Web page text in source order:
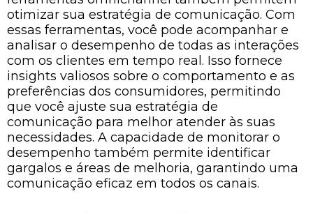
otimizar sua estratégia de comunicação. Com
essas ferramentas, você pode acompanhar e
analisar o desempenho de todas as interações
com os clientes em tempo real. Isso fornece
insights valiosos sobre o comportamento e as
preferências dos consumidores, permitindo
que você ajuste sua estratégia de
comunicação para melhor atender às suas
necessidades. A capacidade de monitorar o
desempenho também permite identificar
gargalos e áreas de melhoria, garantindo uma
comunicação eficaz em todos os canais.